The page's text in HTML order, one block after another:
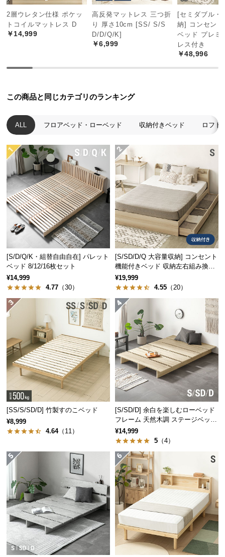
中
型
商
品
つ
小
型
商
品
の
配
送
に
つ
い
て
開
ー
ビ
ス
に
い
て
搬
経
に
つ
い
て
返
品・
2層ウレタン仕様 ポケッ
トコイルマットレス D
￥14,999
高反発マットレス 三つ折
り 厚さ10cm [SS/ S/S
D/D/Q/K]
￥6,999
[セミダブル・
納] コンセン
ベッド プレミ
レス付き
￥48,996
この商品と同じカテゴリのランキング
ALL フロアベッド・ローベッド 収納付きベッド ロフト
[S/D/Q/K・組替自由自在] パレット
ベッド 8/12/16枚セット
¥14,999
4.77 （30）
[S/SD/D/Q 大容量収納] コンセント
機能付きベッド 収納左右組み換え
可能
¥19,999
4.55 （20）
[SS/S/SD/D] 竹製すのこベッド
¥8,999
4.64（11）
[S/SD/D] 余白を楽しむローベッド
フレーム 天然木調 ステージベッド
ロボット掃除機対応
¥14,999
5 （4）